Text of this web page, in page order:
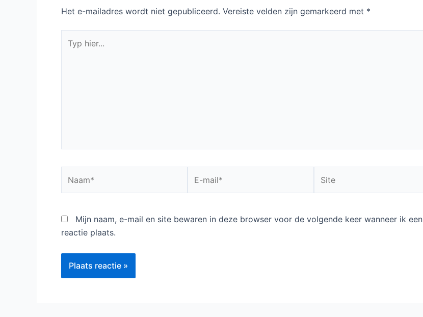
Het e-mailadres wordt niet gepubliceerd. Vereiste velden zijn gemarkeerd met *
hier...
mail*
Mijn naam, e-mail en site bewaren in deze browser voor de volgende keer wanneer ik een
reactie plaats.